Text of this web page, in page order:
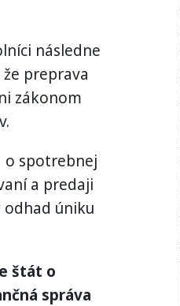
následne
preprava
zákonom
o spotrebnej
a predaji
odhad úniku
štát o
správa